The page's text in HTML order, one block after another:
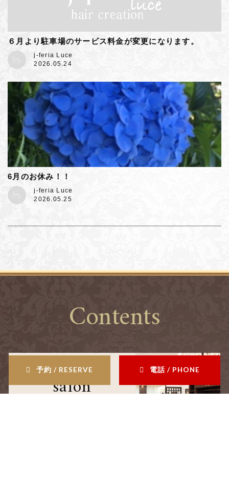
予約 / RESERVE 電話 / PHONE
６月より駐車場のサービス料金が変更になります。
j-feria Luce
2026.05.24
6月のお休み！！
j-feria Luce
2026.05.25
Contents
salon